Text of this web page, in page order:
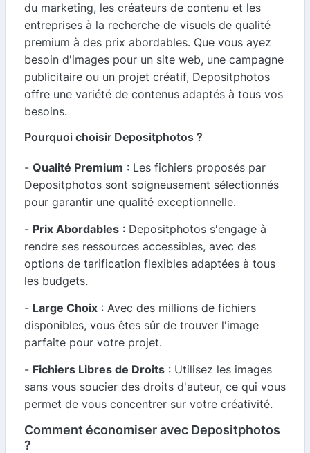
du marketing, les créateurs de contenu et les
entreprises à la recherche de visuels de qualité
premium à des prix abordables. Que vous ayez
besoin d'images pour un site web, une campagne
publicitaire ou un projet créatif, Depositphotos
offre une variété de contenus adaptés à tous vos
besoins.
Pourquoi choisir Depositphotos ?
- Qualité Premium : Les fichiers proposés par
Depositphotos sont soigneusement sélectionnés
pour garantir une qualité exceptionnelle.
- Prix Abordables : Depositphotos s'engage à
rendre ses ressources accessibles, avec des
options de tarification flexibles adaptées à tous
les budgets.
- Large Choix : Avec des millions de fichiers
disponibles, vous êtes sûr de trouver l'image
parfaite pour votre projet.
- Fichiers Libres de Droits : Utilisez les images
sans vous soucier des droits d'auteur, ce qui vous
permet de vous concentrer sur votre créativité.
Comment économiser avec Depositphotos
?